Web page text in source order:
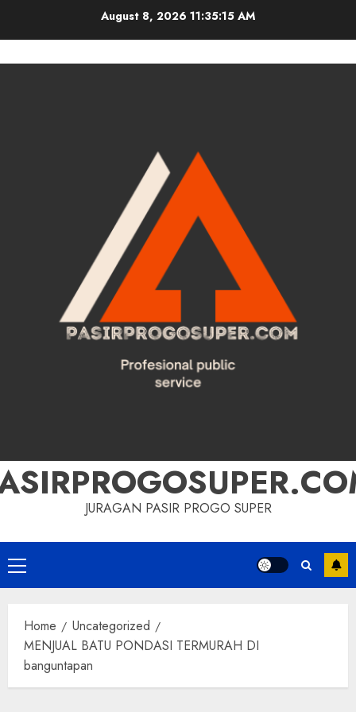
August 8, 2026 11:35:15 AM
JURAGAN PASIR PROGO SUPER
Primary
Menu
Home
Uncategorized
MENJUAL BATU PONDASI TERMURAH DI
banguntapan